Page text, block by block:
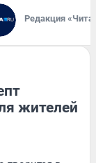
Редакция
жителей